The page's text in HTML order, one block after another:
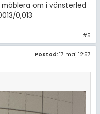
om i vänsterled
0,013
#5
Postad:17 maj 12:57